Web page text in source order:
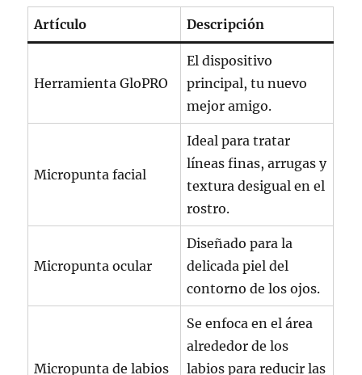
Artículo Descripción
Herramienta GloPRO
El dispositivo
principal, tu nuevo
mejor amigo.
Micropunta facial
Ideal para tratar
líneas finas, arrugas y
textura desigual en el
rostro.
Micropunta ocular
Diseñado para la
delicada piel del
contorno de los ojos.
Micropunta de labios
Se enfoca en el área
alrededor de los
labios para reducir las